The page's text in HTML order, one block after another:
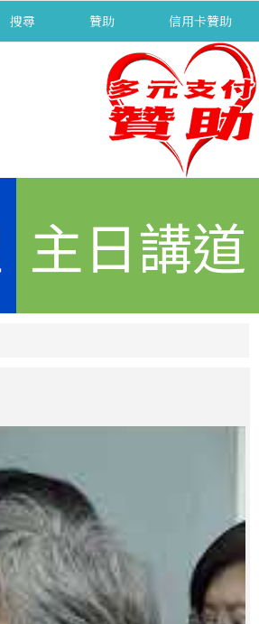
搜尋 贊助 信用卡贊助
主日講道